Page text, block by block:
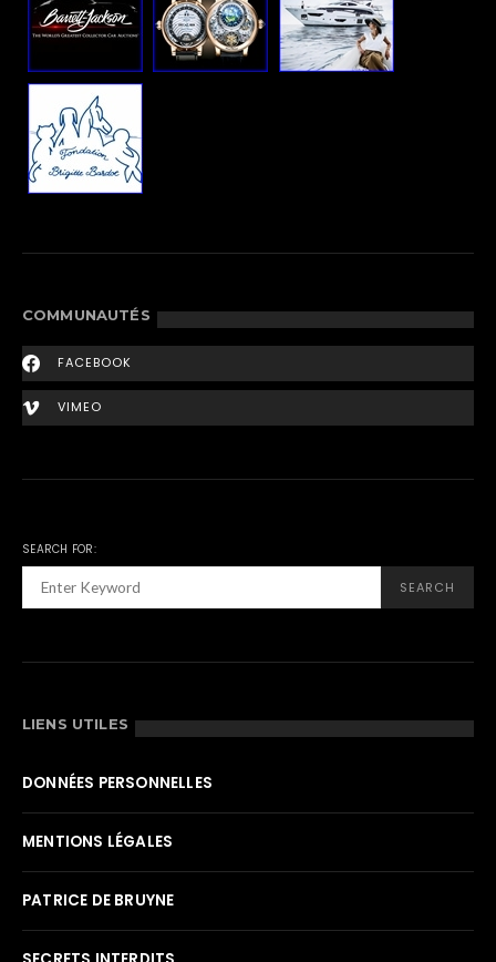
COMMUNAUTÉS
FACEBOOK
VIMEO
SEARCH FOR:
SEARCH
LIENS UTILES
DONNÉES PERSONNELLES
MENTIONS LÉGALES
PATRICE DE BRUYNE